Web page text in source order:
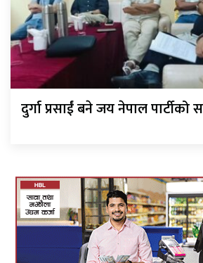
दुर्गा प्रसाईं बने जय नेपाल पार्टीको